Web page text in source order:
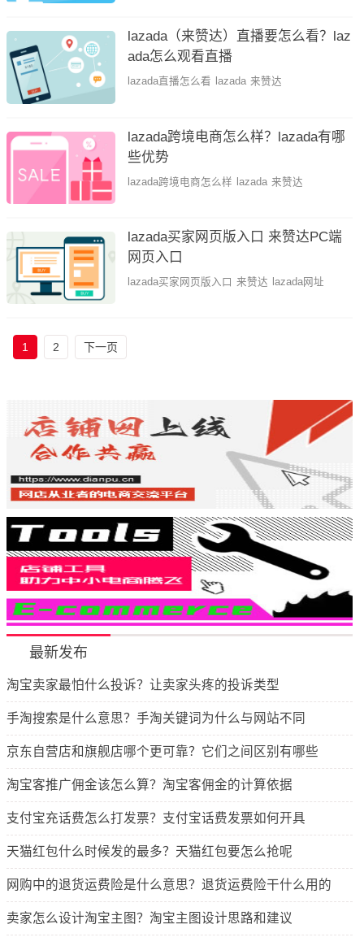
lazada（来赞达）直播要怎么看？laz
ada怎么观看直播
lazada直播怎么看 lazada 来赞达
lazada跨境电商怎么样？lazada有哪
些优势
lazada跨境电商怎么样 lazada 来赞达
lazada买家网页版入口 来赞达PC端
网页入口
lazada买家网页版入口 来赞达 lazada网址
1 2 下一页
最新发布
淘宝卖家最怕什么投诉？让卖家头疼的投诉类型
手淘搜索是什么意思？手淘关键词为什么与网站不同
京东自营店和旗舰店哪个更可靠？它们之间区别有哪些
淘宝客推广佣金该怎么算？淘宝客佣金的计算依据
支付宝充话费怎么打发票？支付宝话费发票如何开具
天猫红包什么时候发的最多？天猫红包要怎么抢呢
网购中的退货运费险是什么意思？退货运费险干什么用的
卖家怎么设计淘宝主图？淘宝主图设计思路和建议